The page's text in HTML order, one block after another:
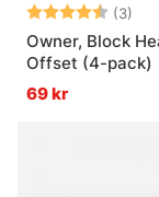
Betyg: (3)
Owner, Block
Offset (4-pack)
69 kr